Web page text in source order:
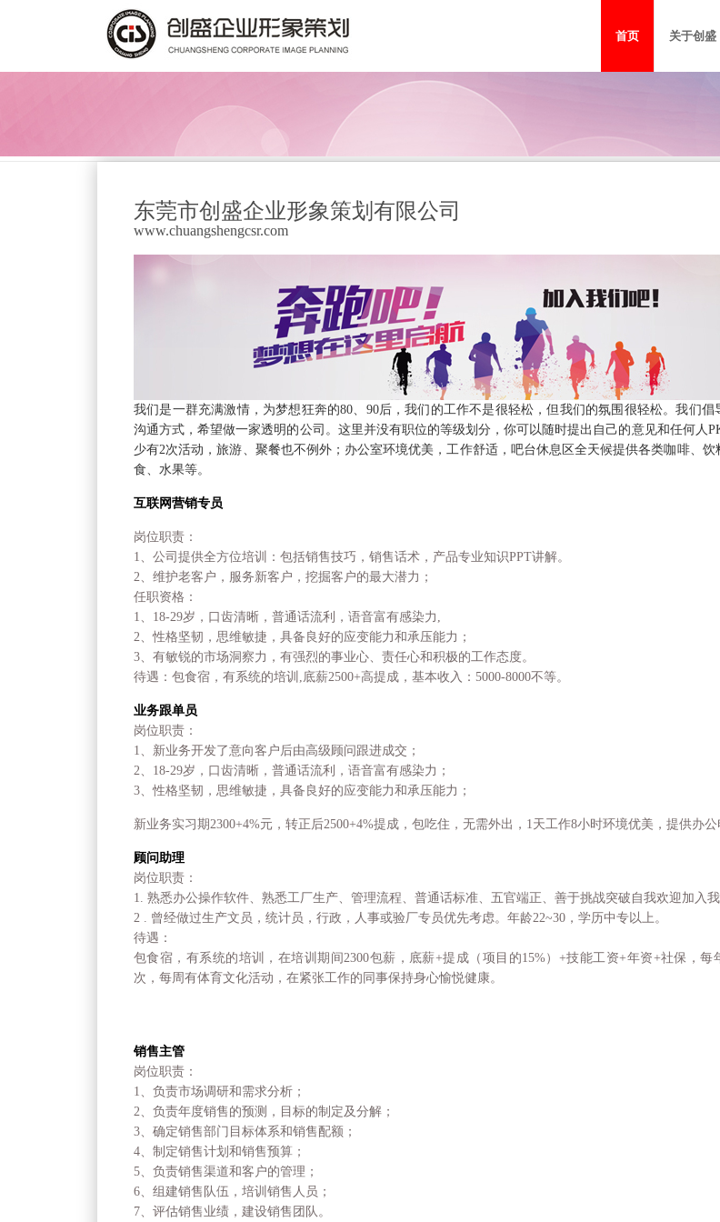
首页 关于创盛
BSCI验厂 Sedex
FSC
东莞市创盛企业形象策划有限公司
www.chuangshengcsr.com
我们是一群充满激情，为梦想狂奔的80、90后，我们的工作不是很轻松，但我们的氛围很轻松。我们倡
沟通方式，希望做一家透明的公司。这里并没有职位的等级划分，你可以随时提出自己的意见和任何人
少有2次活动，旅游、聚餐也不例外；办公室环境优美，工作舒适，吧台休息区全天候提供各类咖啡、饮
食、水果等。
互联网营销专员
岗位职责：
1、公司提供全方位培训：包括销售技巧，销售话术，产品专业知识PPT讲解。
2、维护老客户，服务新客户，挖掘客户的最大潜力；
任职资格：
1、18-29岁，口齿清晰，普通话流利，语音富有感染力,
2、性格坚韧，思维敏捷，具备良好的应变能力和承压能力；
3、有敏锐的市场洞察力，有强烈的事业心、责任心和积极的工作态度。
待遇：包食宿，有系统的培训,底薪2500+高提成，基本收入：5000-8000不等。
业务跟单员
岗位职责：
1、新业务开发了意向客户后由高级顾问跟进成交；
2、18-29岁，口齿清晰，普通话流利，语音富有感染力；
3、性格坚韧，思维敏捷，具备良好的应变能力和承压能力；
新业务实习期2300+4%元，转正后2500+4%提成，包吃住，无需外出，1天工作8小时环境优美，提供办公
顾问助理
岗位职责：
1. 熟悉办公操作软件、熟悉工厂生产、管理流程、普通话标准、五官端正、善于挑战突破自我欢迎加入我
2 . 曾经做过生产文员，统计员，行政，人事或验厂专员优先考虑。年龄22~30，学历中专以上。
待遇：
包食宿，有系统的培训，在培训期间2300包薪，底薪+提成（项目的15%）+技能工资+年资+社保，每
次，每周有体育文化活动，在紧张工作的同事保持身心愉悦健康。
销售主管
岗位职责：
1、负责市场调研和需求分析；
2、负责年度销售的预测，目标的制定及分解；
3、确定销售部门目标体系和销售配额；
4、制定销售计划和销售预算；
5、负责销售渠道和客户的管理；
6、组建销售队伍，培训销售人员；
7、评估销售业绩，建设销售团队。